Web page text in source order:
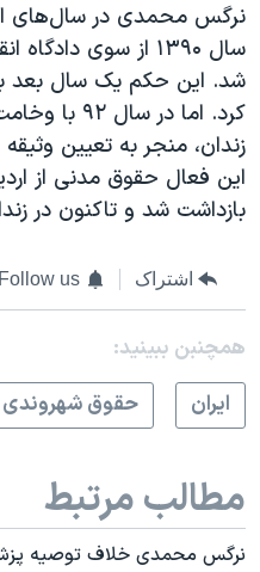
نرگس محمدی در سال‌های
کرد. اما در
زندان، منجر به تعیین
این فعال حقوق مدنی از
بازداشت شد و تاکنون در
اشتراک Follow us
همچنبن ببینید:
ايران
حقوق شهروندی
مطالب مرتبط
نرگس محمدی خلاف توصیه